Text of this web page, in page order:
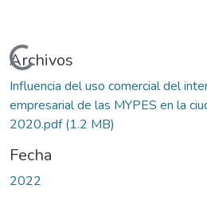
Cargando...
Archivos
Influencia del uso comercial del
empresarial de las MYPES en la
2020.pdf(1.2 MB)
Fecha
2022